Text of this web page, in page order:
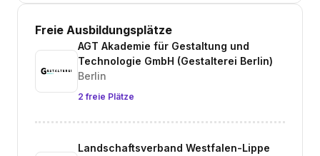
Freie Ausbildungsplätze
AGT Akademie für Gestaltung und
Technologie GmbH (Gestalterei Berlin)
Berlin
2 freie Plätze
Landschaftsverband Westfalen-Lippe